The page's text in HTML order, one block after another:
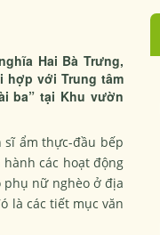
Hai Bà Trưng,
hợp với Trung tâm
ba” tại Khu vườn
ẩm thực-đầu bếp
các hoạt động
phụ nữ nghèo ở địa
là các tiết mục văn